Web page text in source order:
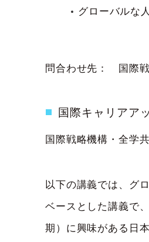
グローバルな
問合わせ先： 国際
国際キャリアア
国際戦略機構・全学
以下の講義では、グ
ベースとした講義で
期）に興味がある日